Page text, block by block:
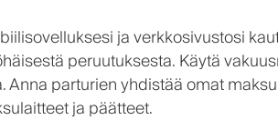
ja verkkosivustosi
peruutuksesta. Käytä
Anna parturien yhdistää omat
ja päätteet.